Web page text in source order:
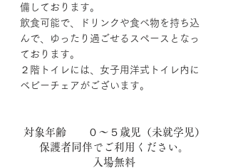
備しております。
​飲食可能で、ドリンクや食べ物を持ち込
んで、ゆったり過ごせるスペースとなっ
ております。
２階トイレには、女子用洋式トイレ内に
ベビーチェアがございます。
対象年齢 ０〜５歳児（未就学児）
​保護者同伴でご利用ください。
​入場無料